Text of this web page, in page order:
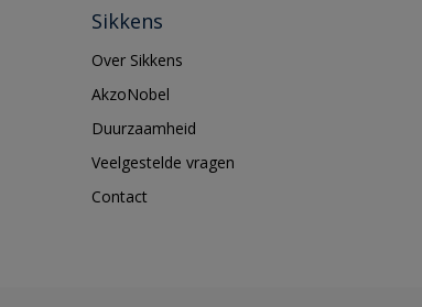
Sikkens
Over Sikkens
AkzoNobel
Duurzaamheid
Veelgestelde vragen
Contact